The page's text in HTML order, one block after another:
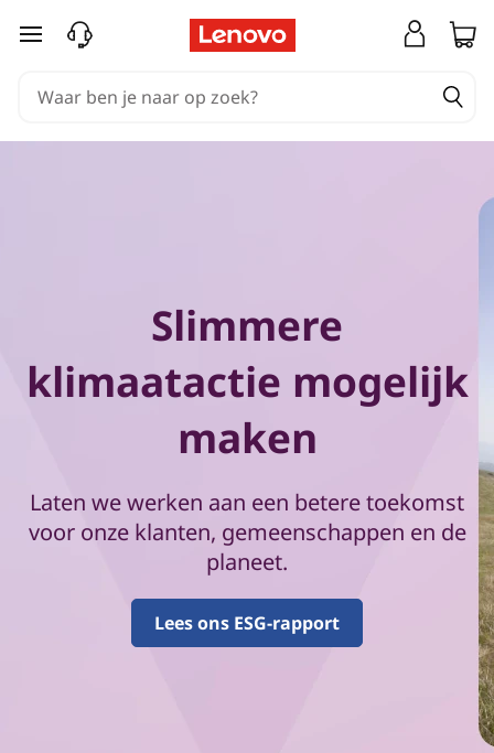
Ga naar de hoofdinhoud
Slimmere
klimaatactie mogelijk
maken
Laten we werken aan een betere toekomst
voor onze klanten, gemeenschappen en de
planeet.
Lees ons ESG-rapport